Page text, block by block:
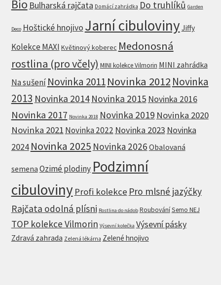
Bio Bulharská rajčata Domácí zahrádka Do truhlíků Garden
Deco Hoštické hnojivo Jarní cibuloviny Jiffy
Kolekce MAXI Květinový koberec Medonosná
rostlina (pro včely) MINI kolekce Vilmorin MINI zahrádka
Na sušení Novinka 2011Novinka 2012 Novinka
2013 Novinka 2014 Novinka 2015 Novinka 2016
Novinka 2017 Novinka 2018 Novinka 2019 Novinka 2020
Novinka 2021 Novinka 2022 Novinka 2023 Novinka
2024 Novinka 2025 Novinka 2026 Obalovaná
semena Ozimé plodiny Podzimní
cibuloviny Profi kolekce Pro mlsné jazýčky
Rajčata odolná plísni Rostlina do nádob RoubováníSemo NEJ
TOP kolekce Vilmorin Výsevní kolečka Výsevní pásky
Zdravá zahrada Zelená lékárna Zelené hnojivo